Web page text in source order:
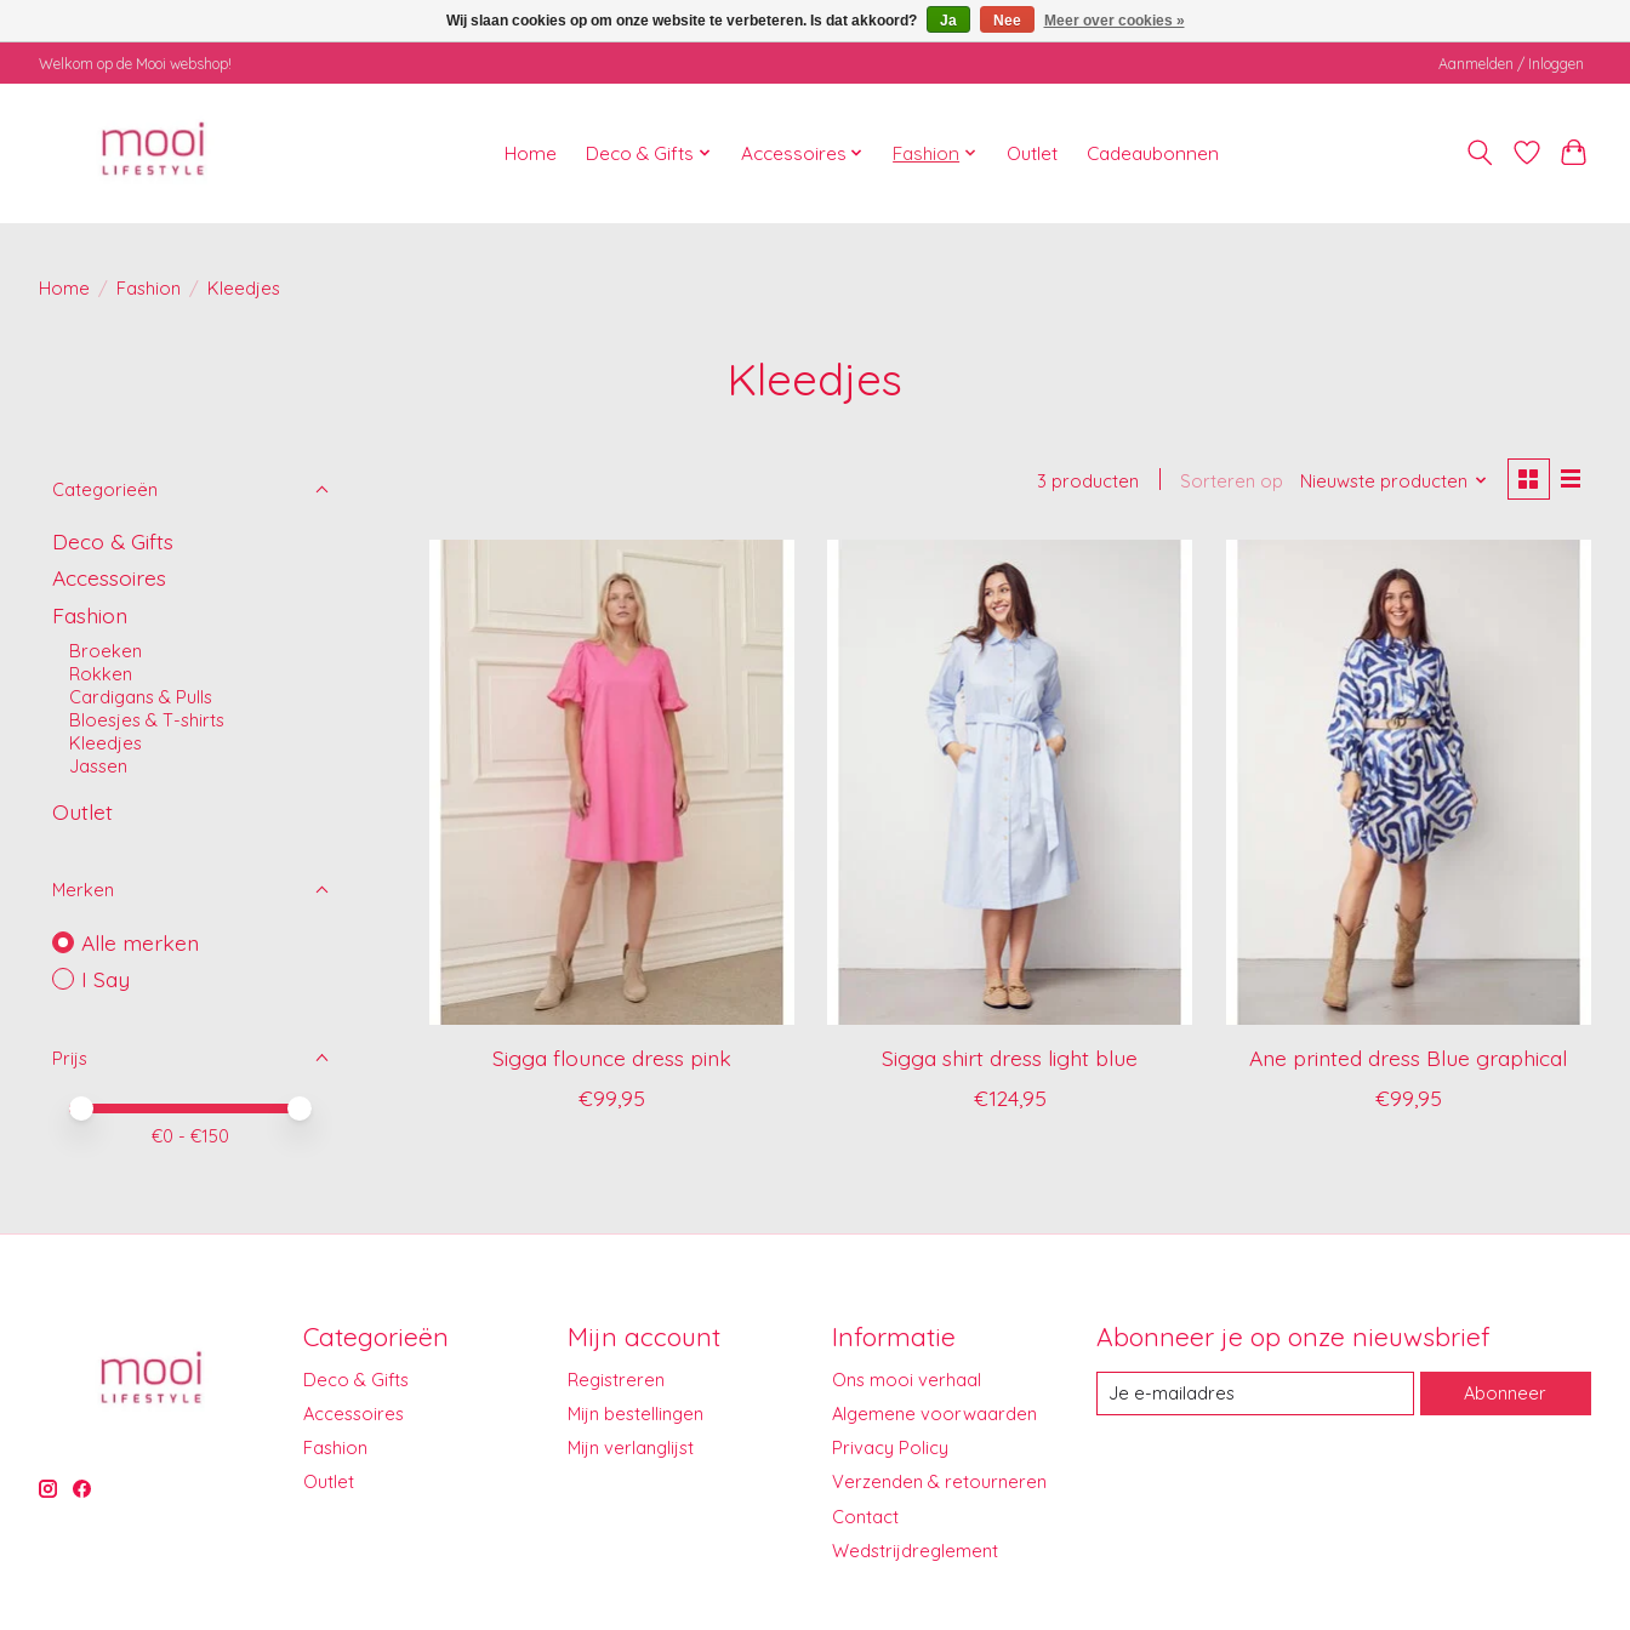
Welkom op de Mooi webshop! Aanmelden / Inloggen
Home Deco & Gifts Accessoires Fashion Outlet Cadeaubonnen
Home / Fashion / Kleedjes
Kleedjes
Categorieën
Deco & Gifts
Accessoires
Fashion
Broeken
Rokken
Cardigans & Pulls
Bloesjes & T-shirts
Kleedjes
Jassen
Outlet
Merken
Alle merken
I Say
Prijs
Minimale prijswaarde
Price maximum value
€0 - €150
3 producten Sorteren op Nieuwste producten
Sigga flounce dress pink
€99,95
Sigga shirt dress light blue
€124,95
Ane printed dress Blue graphical
€99,95
Categorieën
Deco & Gifts
Accessoires
Fashion
Outlet
Mijn account
Registreren
Mijn bestellingen
Mijn verlanglijst
Informatie
Ons mooi verhaal
Algemene voorwaarden
Privacy Policy
Verzenden & retourneren
Contact
Wedstrijdreglement
Abonneer je op onze nieuwsbrief
Abonneer
Wij slaan cookies op om onze website te verbeteren. Is dat akkoord? Ja Nee Meer over cookies »